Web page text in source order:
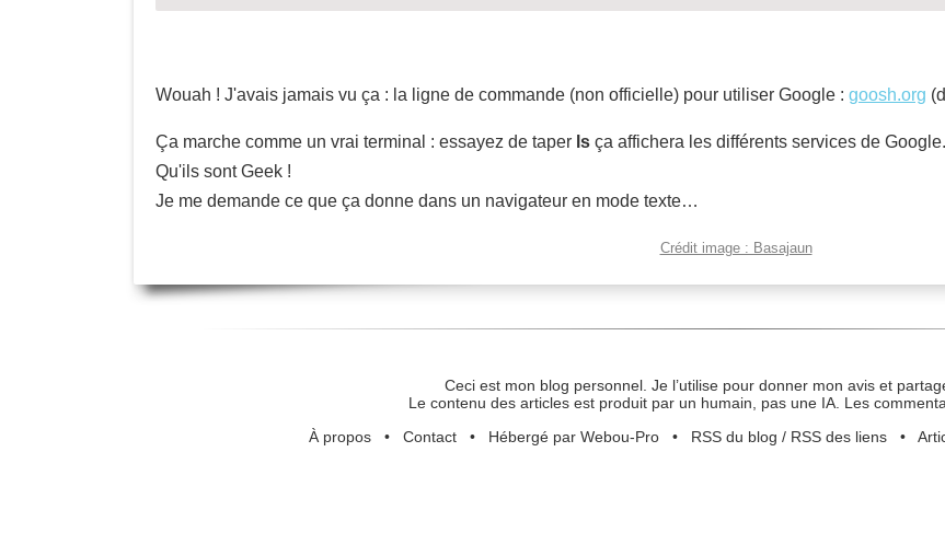
Wouah ! J'avais jamais vu ça : la ligne de commande (non officielle) pour utiliser Google : goosh.org
Ça marche comme un vrai terminal : essayez de taper ls ça affichera les différents services de
Qu'ils sont Geek !
Je me demande ce que ça donne dans un navigateur en mode texte…
Crédit image : Basajaun
Ceci est mon blog personnel. Je l’utilise pour donner mon avis et
Le contenu des articles est produit par un humain, pas une IA. Les
À propos• Contact• Hébergé par Webou-Pro• RSS du blog / RSS des liens•